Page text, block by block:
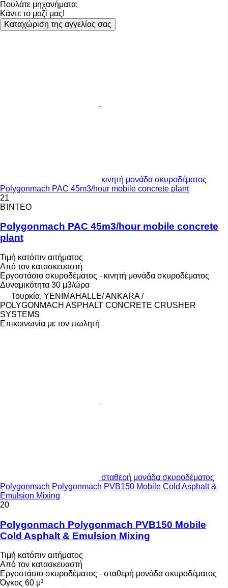
Πουλάτε μηχανήματα;
Κάντε το μαζί μας!
Καταχώριση της αγγελίας σας
κινητή μονάδα σκυροδέματος
Polygonmach PAC 45m3/hour mobile concrete plant
21
ΒΊΝΤΕΟ
Polygonmach PAC 45m3/hour mobile concrete
plant
Τιμή κατόπιν αιτήματος
Από τον κατασκευαστή
Εργοστάσιο σκυροδέματος - κινητή μονάδα σκυροδέματος
Δυναμικότητα 30 μ3/ώρα
Τουρκία, YENİMAHALLE/ ANKARA /
POLYGONMACH ASPHALT CONCRETE CRUSHER
SYSTEMS
Επικοινωνία με τον πωλητή
σταθερή μονάδα σκυροδέματος
Polygonmach Polygonmach PVB150 Mobile Cold Asphalt &
Emulsion Mixing
20
Polygonmach Polygonmach PVB150 Mobile
Cold Asphalt & Emulsion Mixing
Τιμή κατόπιν αιτήματος
Από τον κατασκευαστή
Εργοστάσιο σκυροδέματος - σταθερή μονάδα σκυροδέματος
Όγκος 60 μ³